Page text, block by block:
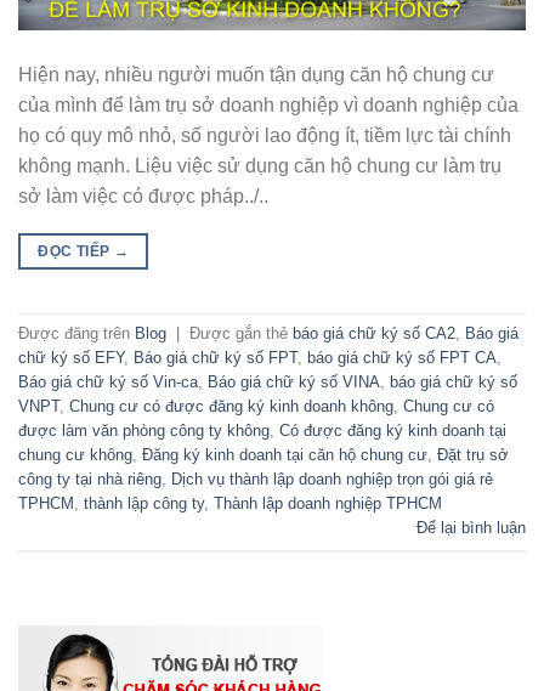
Hiện nay, nhiều người muốn tận dụng căn hộ chung cư
của mình để làm trụ sở doanh nghiệp vì doanh nghiệp của
họ có quy mô nhỏ, số người lao động ít, tiềm lực tài chính
không mạnh. Liệu việc sử dụng căn hộ chung cư làm trụ
sở làm việc có được pháp../..
ĐỌC TIẾP →
Được đăng trên Blog Được gắn thẻ báo giá chữ ký số CA2, Báo giá
chữ ký số EFY, Báo giá chữ ký số FPT, báo giá chữ ký số FPT CA,
Báo giá chữ ký số Vin-ca, Báo giá chữ ký số VINA, báo giá chữ ký số
VNPT, Chung cư có được đăng ký kinh doanh không, Chung cư có
được làm văn phòng công ty không, Có được đăng ký kinh doanh tại
chung cư không, Đăng ký kinh doanh tại căn hộ chung cư, Đặt trụ sở
công ty tại nhà riêng, Dịch vụ thành lập doanh nghiệp trọn gói giá rẻ
TPHCM , thành lập công ty, Thành lập doanh nghiệp TPHCM
Để lại bình luận